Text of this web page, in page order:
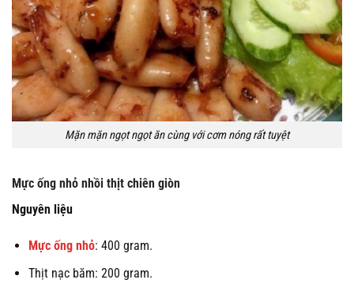
Mặn mặn ngọt ngọt ăn cùng với cơm nóng rất tuyệt
Mực ống nhỏ nhồi thịt chiên giòn
Nguyên liệu
Mực ống nhỏ: 400 gram.
Thịt nạc băm: 200 gram.